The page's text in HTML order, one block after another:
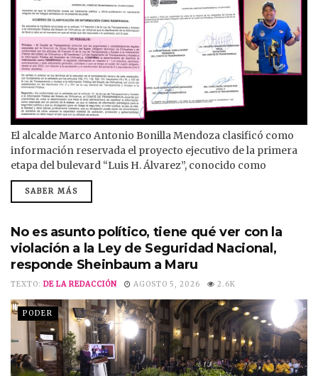
El alcalde Marco Antonio Bonilla Mendoza clasificó como
información reservada el proyecto ejecutivo de la primera
etapa del bulevard “Luis H. Álvarez”, conocido como
periférico Poniente 5. Bonilla Mendoza también se ha
negado a informar quiénes son los dueños de los predios
la cual busca contratar deuda por $150 millones de pesos y
heredarla...
SABER MÁS
No es asunto político, tiene qué ver con la
violación a la Ley de Seguridad Nacional,
responde Sheinbaum a Maru
TEXTO: DE LA REDACCIÓN AGOSTO 5, 2026 2.6K
PODER